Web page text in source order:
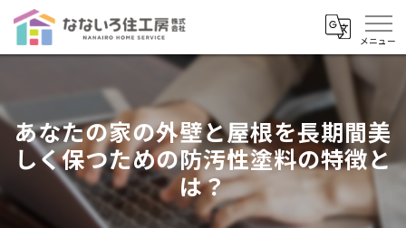
あなたの家の外壁と屋根を長期間美
しく保つための防汚性塗料の特徴と
は？